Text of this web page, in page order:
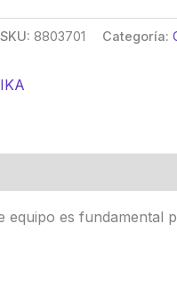
SKU: 8803701 Categoría:
IKA
es fundamental